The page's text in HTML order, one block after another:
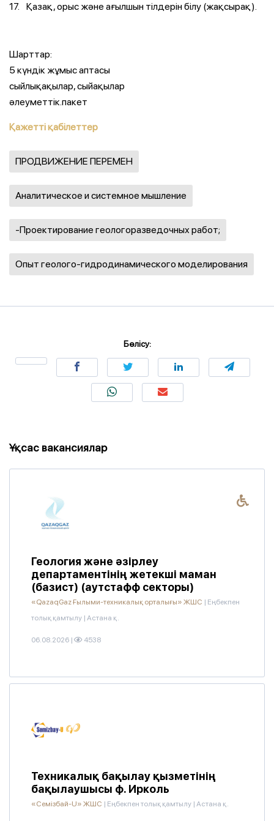
17. Қазақ, орыс және ағылшын тілдерін білу (жақсырақ).
Шарттар:
5 күндік жұмыс аптасы
сыйлықақылар, сыйақылар
әлеуметтік.пакет
Қажетті қабілеттер
ПРОДВИЖЕНИЕ ПЕРЕМЕН
Аналитическое и системное мышление
-Проектирование геологоразведочных работ;
Опыт геолого-гидродинамического моделирования
Бөлісу:
Ұқсас вакансиялар
Геология және әзірлеу
департаментінің жетекші маман
(базист) (аутстафф секторы)
«QazaqGaz Ғылыми-техникалық орталығы» ЖШС | Еңбекпен
толық қамтылу | Астана қ.
06.08.2026 | 4538
Техникалық бақылау қызметінің
бақылаушысы ф. Ирколь
«Семізбай-U» ЖШС | Еңбекпен толық қамтылу | Астана қ.